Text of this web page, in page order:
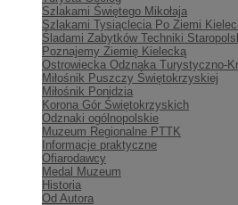
Szlakami Świętego Mikołaja
Szlakami Tysiąclecia Po Ziemi
Śladami Zabytków Techniki
Poznajemy Ziemię Kielecką
Ostrowiecka Odznaka Turystyczno-
Miłośnik Puszczy Świętokrzyskiej
Miłośnik Ponidzia
Korona Gór Świętokrzyskich
Odznaki ogólnopolskie
Muzeum Regionalne PTTK
Informacje praktyczne
Ofiarodawcy
Medal Muzeum
Historia
Od Autora